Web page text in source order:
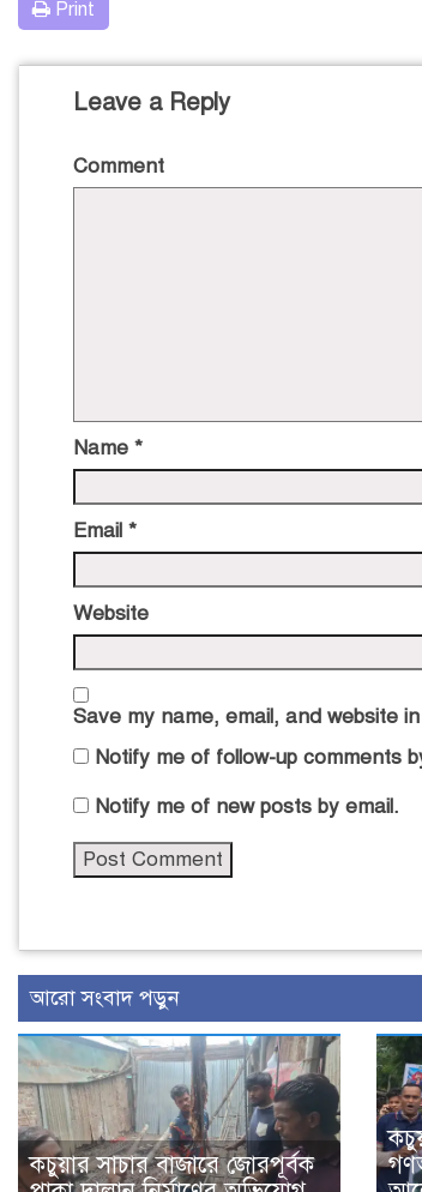
Print
Leave a Reply
Comment
Name *
Email *
Website
Save my name, email, and website
Notify me of follow-up comments
Notify me of new posts by email.
আরো সংবাদ পড়ুন
কচুয়ার সাচার বাজারে জোরপূর্বক